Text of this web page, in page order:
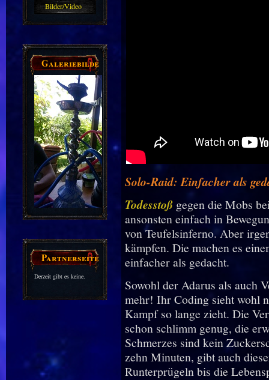
Bilder/Video
Galeriebilder
Partnerseiten
Derzeit gibt es keine.
Solo-Raid: Einfacher als
Todesstoßgegen die Mobs
ansonsten einfach in
von Teufelsinferno. Aber
kämpfen. Die machen es
einfacher als gedacht.
Sowohl der Adarus als auch
mehr! Ihr Coding sieht wohl
Kampf so lange zieht. Die
schon schlimm genug, die
Schmerzes sind kein
zehn Minuten, gibt auch
Runterprügeln bis die